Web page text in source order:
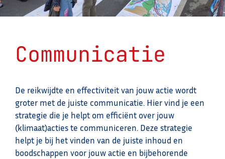
Communicatie
De reikwijdte en effectiviteit van jouw actie wordt
groter met de juiste communicatie. Hier vind je een
strategie die je helpt om efficiënt over jouw
(klimaat)acties te communiceren. Deze strategie
helpt je bij het vinden van de juiste inhoud en
boodschappen voor jouw actie en bijbehorende